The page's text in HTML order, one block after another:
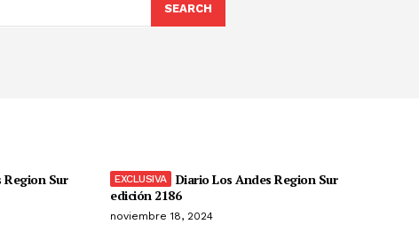
SEARCH
Region Sur
Diario Los Andes Region Sur
edición 2186
noviembre 18, 2024